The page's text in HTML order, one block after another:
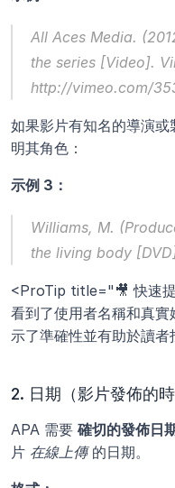
All Aces Media.
the series [Video].
http://vimeo.com/
如果影片有知名的導演
明其角色：
示例 3：
Williams, M.
the living body
<ProTip title="🎥 快速
看到了使用者名稱和真
示了準確性並有助於讀
2. 日期（影片發佈的時
APA 需要 確切的發佈日
片 在線上傳 的日期。